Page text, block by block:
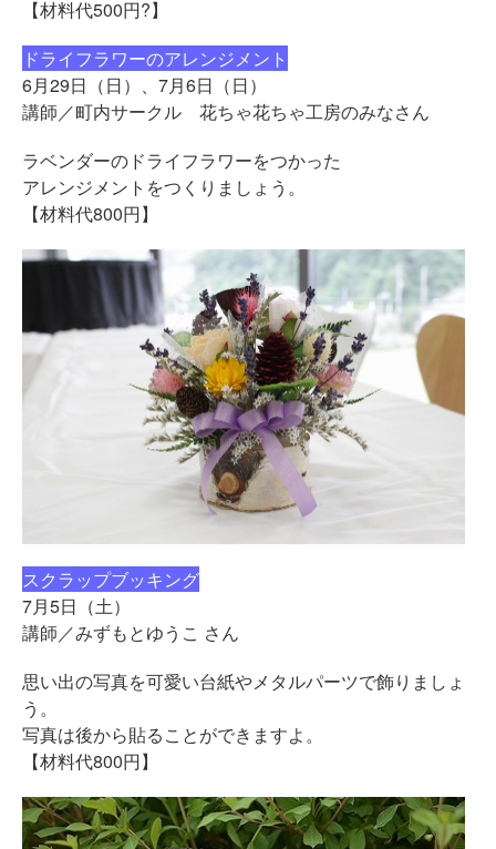
【材料代500円?】
ドライフラワーのアレンジメント
6月29日（日）、7月6日（日）
講師／町内サークル 花ちゃ花ちゃ工房のみなさん
ラベンダーのドライフラワーをつかった
アレンジメントをつくりましょう。
【材料代800円】
スクラップブッキング
7月5日（土）
講師／みずもとゆうこ さん
思い出の写真を可愛い台紙やメタルパーツで飾りましょ
う。
写真は後から貼ることができますよ。
【材料代800円】